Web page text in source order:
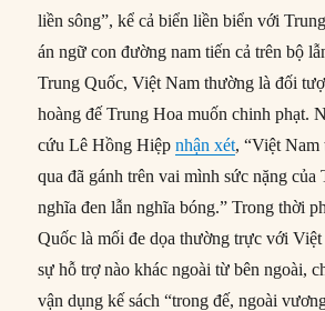
liền sông”, kể cả biển liền biển với
án ngữ con đường nam tiến cả trên bộ
Trung Quốc, Việt Nam thường là đối
hoàng đế Trung Hoa muốn chinh phạt.
cứu Lê Hồng Hiệpnhận xét, “Việt Nam
qua đã gánh trên vai mình sức nặng của
nghĩa đen lẫn nghĩa bóng.” Trong thời
Quốc là mối đe dọa thường trực với
sự hỗ trợ nào khác ngoài từ bên ngoài,
vận dụng kế sách “trong đế, ngoài